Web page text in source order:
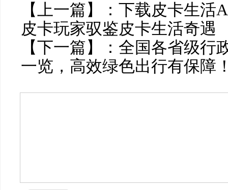
【上一篇】： 下载皮卡生活
皮卡玩家驭鉴皮卡生活奇遇
【下一篇】： 全国各省级行
一览，高效绿色出行有保障